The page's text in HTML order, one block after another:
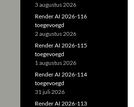
3 augustus 2026
Render AI 2026-116
toegevoegd
2 augustus 2026
Render AI 2026-115
toegevoegd
1 augustus 2026
Render AI 2026-114
toegevoegd
31 juli 2026
Render AI 2026-113